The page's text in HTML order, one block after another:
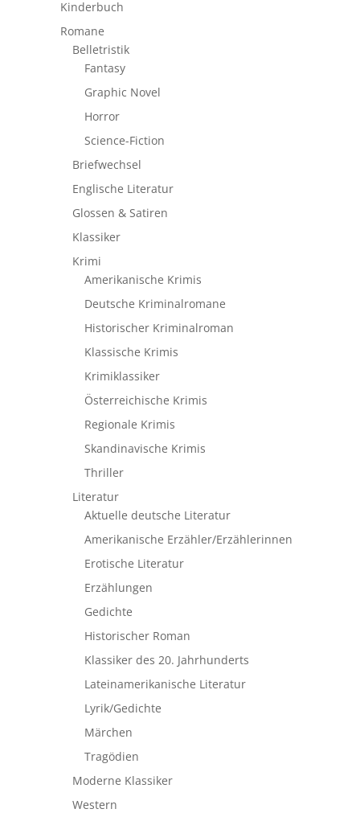
Kinderbuch
Romane
Belletristik
Fantasy
Graphic Novel
Horror
Science-Fiction
Briefwechsel
Englische Literatur
Glossen & Satiren
Klassiker
Krimi
Amerikanische Krimis
Deutsche Kriminalromane
Historischer Kriminalroman
Klassische Krimis
Krimiklassiker
Österreichische Krimis
Regionale Krimis
Skandinavische Krimis
Thriller
Literatur
Aktuelle deutsche Literatur
Amerikanische Erzähler/Erzählerinnen
Erotische Literatur
Erzählungen
Gedichte
Historischer Roman
Klassiker des 20. Jahrhunderts
Lateinamerikanische Literatur
Lyrik/Gedichte
Märchen
Tragödien
Moderne Klassiker
Western